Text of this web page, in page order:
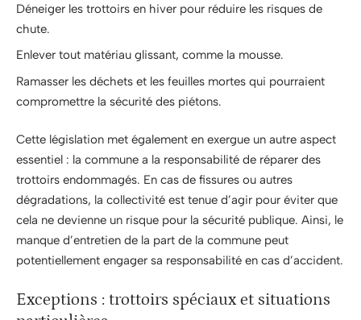
Déneiger les trottoirs en hiver pour réduire les risques de
chute.
Enlever tout matériau glissant, comme la mousse.
Ramasser les déchets et les feuilles mortes qui pourraient
compromettre la sécurité des piétons.
Cette législation met également en exergue un autre aspect
essentiel : la commune a la responsabilité de réparer des
trottoirs endommagés. En cas de fissures ou autres
dégradations, la collectivité est tenue d’agir pour éviter que
cela ne devienne un risque pour la sécurité publique. Ainsi, le
manque d’entretien de la part de la commune peut
potentiellement engager sa responsabilité en cas d’accident.
Exceptions : trottoirs spéciaux et situations